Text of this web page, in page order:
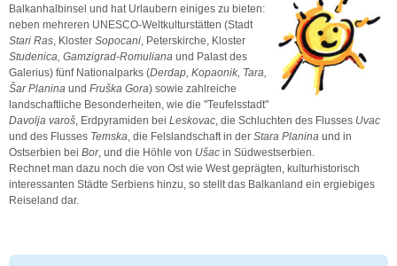
Balkanhalbinsel und hat Urlaubern einiges zu bieten:
neben mehreren UNESCO-Weltkulturstätten (Stadt
Stari Ras , Kloster Sopocani , Peterskirche, Kloster
Studenica, Gamzigrad-Romuliana und Palast des
Galerius) fünf Nationalparks (Derdap, Kopaonik, Tara,
Šar Planina und Fruška Gora) sowie zahlreiche
landschaftliche Besonderheiten, wie die "Teufelsstadt"
Davolja varoš , Erdpyramiden bei Leskovac , die Schluchten des Flusses Uvac
und des Flusses Temska , die Felslandschaft in der Stara Planina und in
Ostserbien bei Bor, und die Höhle von Ušac in Südwestserbien.
Rechnet man dazu noch die von Ost wie West geprägten, kulturhistorisch
interessanten Städte Serbiens hinzu, so stellt das Balkanland ein ergiebiges
Reiseland dar.